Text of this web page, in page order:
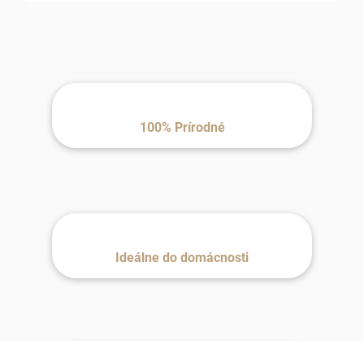
100% Prírodné
Ideálne do domácnosti